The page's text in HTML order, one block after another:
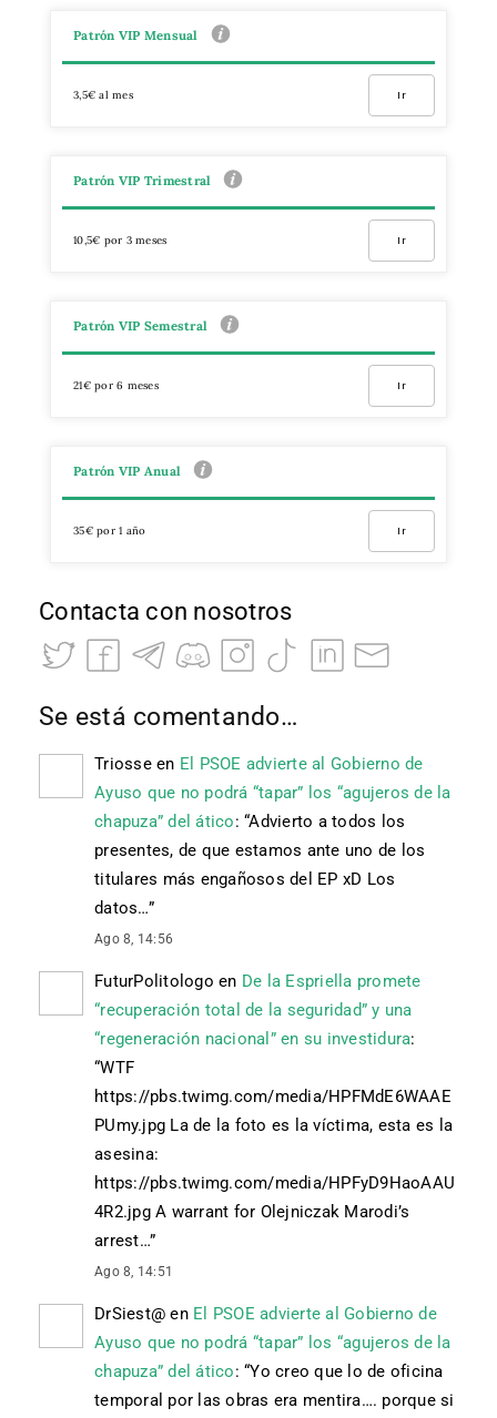
Patrón VIP Mensual
3,5€ al mes Ir
Patrón VIP Trimestral
10,5€ por 3 meses Ir
Patrón VIP Semestral
21€ por 6 meses Ir
Patrón VIP Anual
35€ por 1 año Ir
Contacta con nosotros
Se está comentando…
Triosseen El PSOE advierte al Gobierno de
Ayuso que no podrá “tapar” los “agujeros de la
chapuza” del ático: “Advierto a todos los
presentes, de que estamos ante uno de los
titulares más engañosos del EP xD Los
datos…”
Ago 8, 14:56
FuturPolitologo en De la Espriella promete
“recuperación total de la seguridad” y una
“regeneración nacional” en su investidura:
“WTF
https://pbs.twimg.com/media/HPFMdE6WAAE
PUmy.jpg La de la foto es la víctima, esta es la
asesina:
https://pbs.twimg.com/media/HPFyD9HaoAAU
4R2.jpg A warrant for Olejniczak Marodi’s
arrest…”
Ago 8, 14:51
DrSiest@ en El PSOE advierte al Gobierno de
Ayuso que no podrá “tapar” los “agujeros de la
chapuza” del ático: “Yo creo que lo de oficina
temporal por las obras era mentira…. porque si